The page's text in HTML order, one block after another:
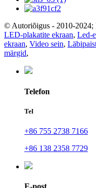
© Autoriõigus - 2010-2024;
LED-plakatite ekraan, Led-
ekraan, Video sein,
märgid,
Telefon
Tel
+86 755 2738 7166
+86 138 2358 7729